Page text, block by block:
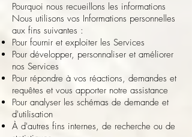
Pourquoi nous recueillons les informations
Nous utilisons vos Informations personnelles
aux fins suivantes :
Pour fournir et exploiter les Services
Pour développer, personnaliser et améliorer
nos Services
Pour répondre à vos réactions, demandes et
requêtes et vous apporter notre assistance
Pour analyser les schémas de demande et
d'utilisation
À d'autres fins internes, de recherche ou de